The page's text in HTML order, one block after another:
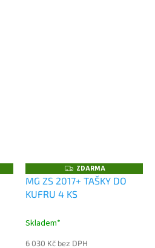
Z
D
A
R
ZDARMA
MG ZS 2017+ TAŠKY DO
KUFRU 4 KS
Skladem*
6 030 Kč bez DPH